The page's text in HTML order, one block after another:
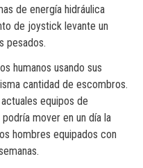
de energía hidráulica
de joystick levante un
pesados.
humanos usando sus
cantidad de escombros.
equipos de
mover en un día la
hombres equipados con